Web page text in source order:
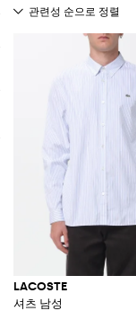
LACOSTE
셔츠 남성